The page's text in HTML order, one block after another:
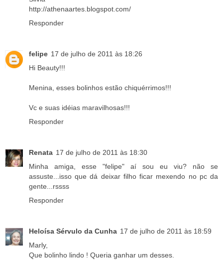
http://athenaartes.blogspot.com/
Responder
felipe 17 de julho de 2011 às 18:26
Hi Beauty!!!
Menina, esses bolinhos estão chiquérrimos!!!
Vc e suas idéias maravilhosas!!!
Responder
Renata 17 de julho de 2011 às 18:30
Minha amiga, esse "felipe" aí sou eu viu? não se
assuste...isso que dá deixar filho ficar mexendo no pc da
gente...rssss
Responder
Heloísa Sérvulo da Cunha 17 de julho de 2011 às 18:59
Marly,
Que bolinho lindo ! Queria ganhar um desses.